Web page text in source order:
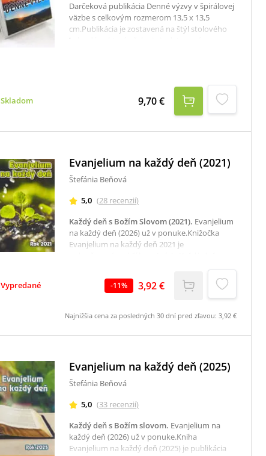
Darčeková publikácia Denné výzvy v špirálovej
väzbe s celkovým rozmerom 13,5 x 13,5
cm.Publikácia je zostavená na štýl stolového
kalendára, ktorý však nie je datovaný na
alebo fotografia, dátum a biblický citát s
presnými súradnicami. Vhodná ako darček na
Skladom 9,70 €
Evanjelium na každý deň (2021)
Štefánia Beňová
5,0 (28 recenzií)
Každý deň s Božím Slovom (2021). Evanjelium
na každý deň (2026) už v ponuke.Knižočka
Evanjelium na každý deň 2021 je
Božím slovom, ktorá vychádza už niekoľko
rokov a teší sa mimoriadnej obľube.Kniha na
celý rok obsahuje denné evanjeliá s krátkym
zamyslením. Má veľmi praktický malý formát,
ktorý sa zmestí do každej tašky, takže ho
nechať inšpirovať či povzbudiť Božím slovom.
Vypredané -11% 3,92 €
Najnižšia cena za posledných 30 dní pred zľavou: 3,92 €
Evanjelium na každý deň (2025)
Štefánia Beňová
5,0 (33 recenzií)
Každý deň s Božím slovom. Evanjelium na
každý deň (2026) už v ponuke.Kniha
Evanjelium na každý deň (2025) je publikácia